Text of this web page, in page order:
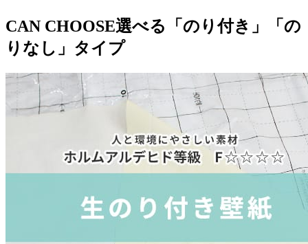
CAN CHOOSE選べる「のり付き」「の
りなし」タイプ